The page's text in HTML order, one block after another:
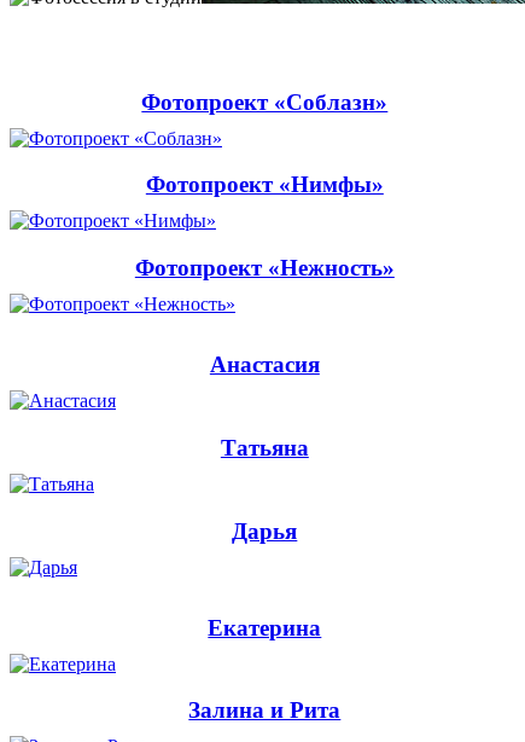
Фотопроект «Соблазн»
Фотопроект «Нимфы»
Фотопроект «Нежность»
Анастасия
Татьяна
Дарья
Екатерина
Залина и Рита